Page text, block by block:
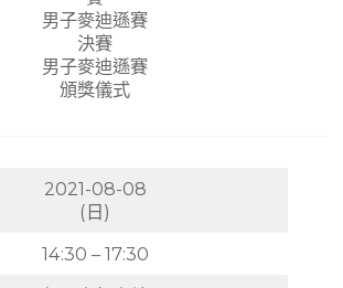
男子麥迪遜賽
決賽
男子麥迪遜賽
頒獎儀式
2021-08-08
(日)
14:30 – 17:30